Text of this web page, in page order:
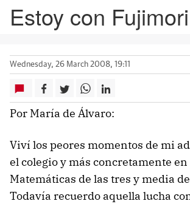
Estoy con Fujimori
Wednesday, 26 March 2008, 19:11
Por María de Álvaro:
Viví los peores momentos de mi
el colegio y más concretamente en
Matemáticas de las tres y media
Todavía recuerdo aquella lucha